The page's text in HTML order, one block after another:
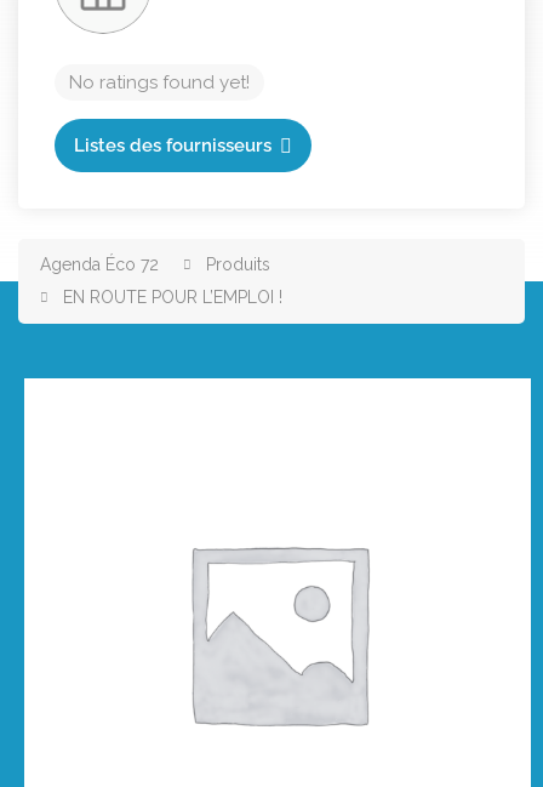
No ratings found yet!
Listes des fournisseurs
Agenda Éco 72
Produits
EN ROUTE POUR L’EMPLOI !